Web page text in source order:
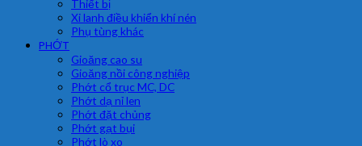
Thiết bị
Xi lanh điều khiển khí nén
Phụ tùng khác
PHỚT
Gioăng cao su
Gioăng nồi công nghiệp
Phớt cổ trục MC, DC
Phớt dạ nỉ len
Phớt đặt chủng
Phớt gạt bụi
Phớt lò xo